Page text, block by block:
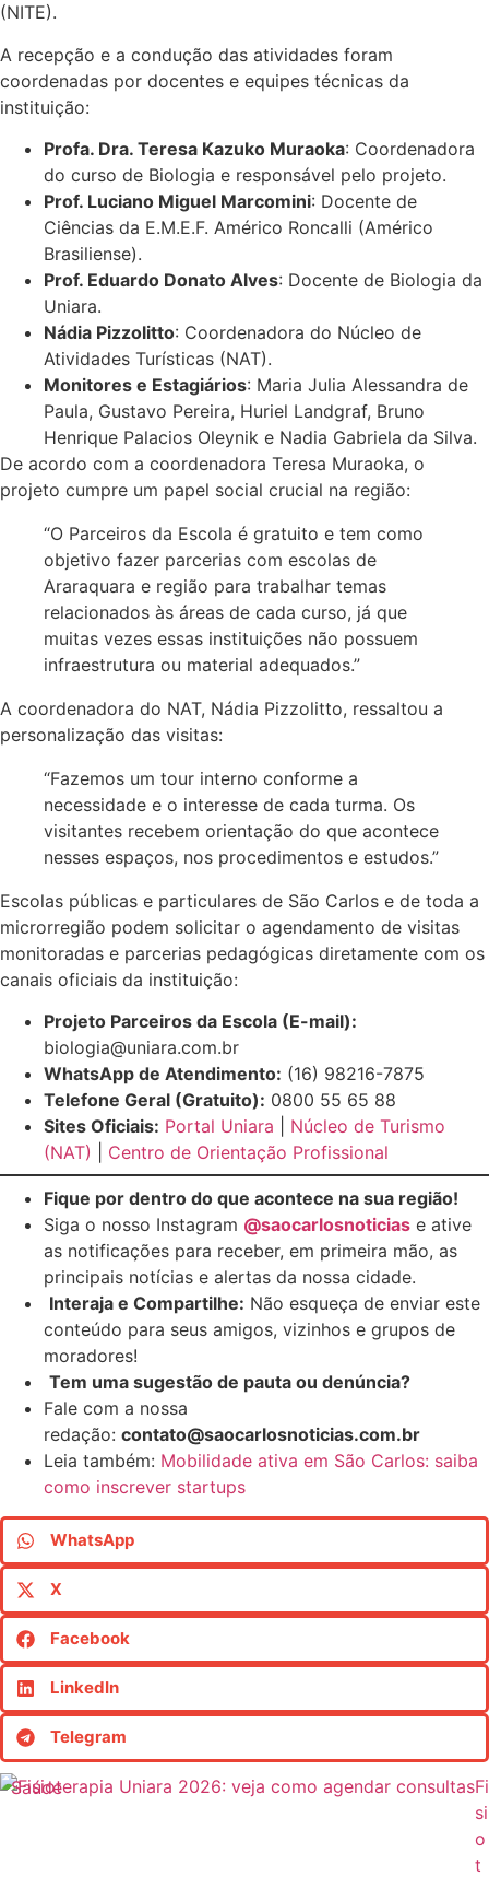
(NITE).
A recepção e a condução das atividades foram
coordenadas por docentes e equipes técnicas da
instituição:
Profa. Dra. Teresa Kazuko Muraoka: Coordenadora
do curso de Biologia e responsável pelo projeto.
Prof. Luciano Miguel Marcomini: Docente de
Ciências da E.M.E.F. Américo Roncalli (Américo
Brasiliense).
Prof. Eduardo Donato Alves: Docente de Biologia da
Uniara.
Nádia Pizzolitto: Coordenadora do Núcleo de
Atividades Turísticas (NAT).
Monitores e Estagiários: Maria Julia Alessandra de
Paula, Gustavo Pereira, Huriel Landgraf, Bruno
Henrique Palacios Oleynik e Nadia Gabriela da Silva.
De acordo com a coordenadora Teresa Muraoka, o
projeto cumpre um papel social crucial na região:
“O Parceiros da Escola é gratuito e tem como
objetivo fazer parcerias com escolas de
Araraquara e região para trabalhar temas
relacionados às áreas de cada curso, já que
muitas vezes essas instituições não possuem
infraestrutura ou material adequados.”
A coordenadora do NAT, Nádia Pizzolitto, ressaltou a
personalização das visitas:
“Fazemos um tour interno conforme a
necessidade e o interesse de cada turma. Os
visitantes recebem orientação do que acontece
nesses espaços, nos procedimentos e estudos.”
Escolas públicas e particulares de São Carlos e de toda a
microrregião podem solicitar o agendamento de visitas
monitoradas e parcerias pedagógicas diretamente com os
canais oficiais da instituição:
Projeto Parceiros da Escola (E-mail):
biologia@uniara.com.br
WhatsApp de Atendimento: (16) 98216-7875
Telefone Geral (Gratuito): 0800 55 65 88
Sites Oficiais: Portal Uniara
Núcleo de Turismo
(NAT)
Centro de Orientação Profissional
Fique por dentro do que acontece na sua região!
Siga o nosso Instagram @saocarlosnoticias e ative
as notificações para receber, em primeira mão, as
principais notícias e alertas da nossa cidade.
Interaja e Compartilhe: Não esqueça de enviar este
conteúdo para seus amigos, vizinhos e grupos de
moradores!
Tem uma sugestão de pauta ou denúncia?
Fale com a nossa
redação: contato@saocarlosnoticias.com.br
Leia também: Mobilidade ativa em São Carlos: saiba
como inscrever startups
WhatsApp
X
Facebook
LinkedIn
Telegram
Saúde
Fi
si
o
t